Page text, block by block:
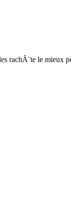
rachÃ¨te le mieux